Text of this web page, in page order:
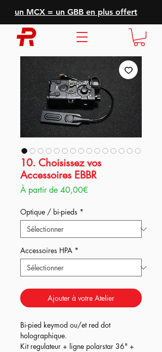
un MCX = un GBB en plus offert
10. Choisissez vos
Accessoires EBBR
À partir de 40,00€Prix
Optique / bi-pieds *
Accessoires HPA *
Ajouter à votre Atelier
Bi-pied keymod ou/et red dot
holographique.
Kit regulateur + ligne polarstar 36" +